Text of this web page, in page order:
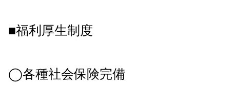
■福利厚生制度
◯各種社会保険完備